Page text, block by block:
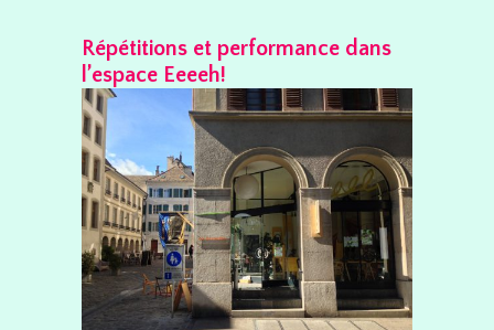
Répétitions et performance dans
l’espace Eeeeh!